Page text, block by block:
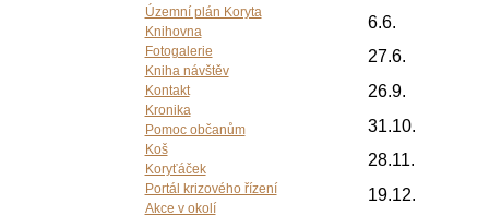
Územní plán Koryta
Knihovna
Fotogalerie
Kniha návštěv
Kontakt
Kronika
Pomoc občanům
Koš
Koryťáček
Portál krizového řízení
Akce v okolí
6.6.
27.6.
26.9.
31.10.
28.11.
19.12.